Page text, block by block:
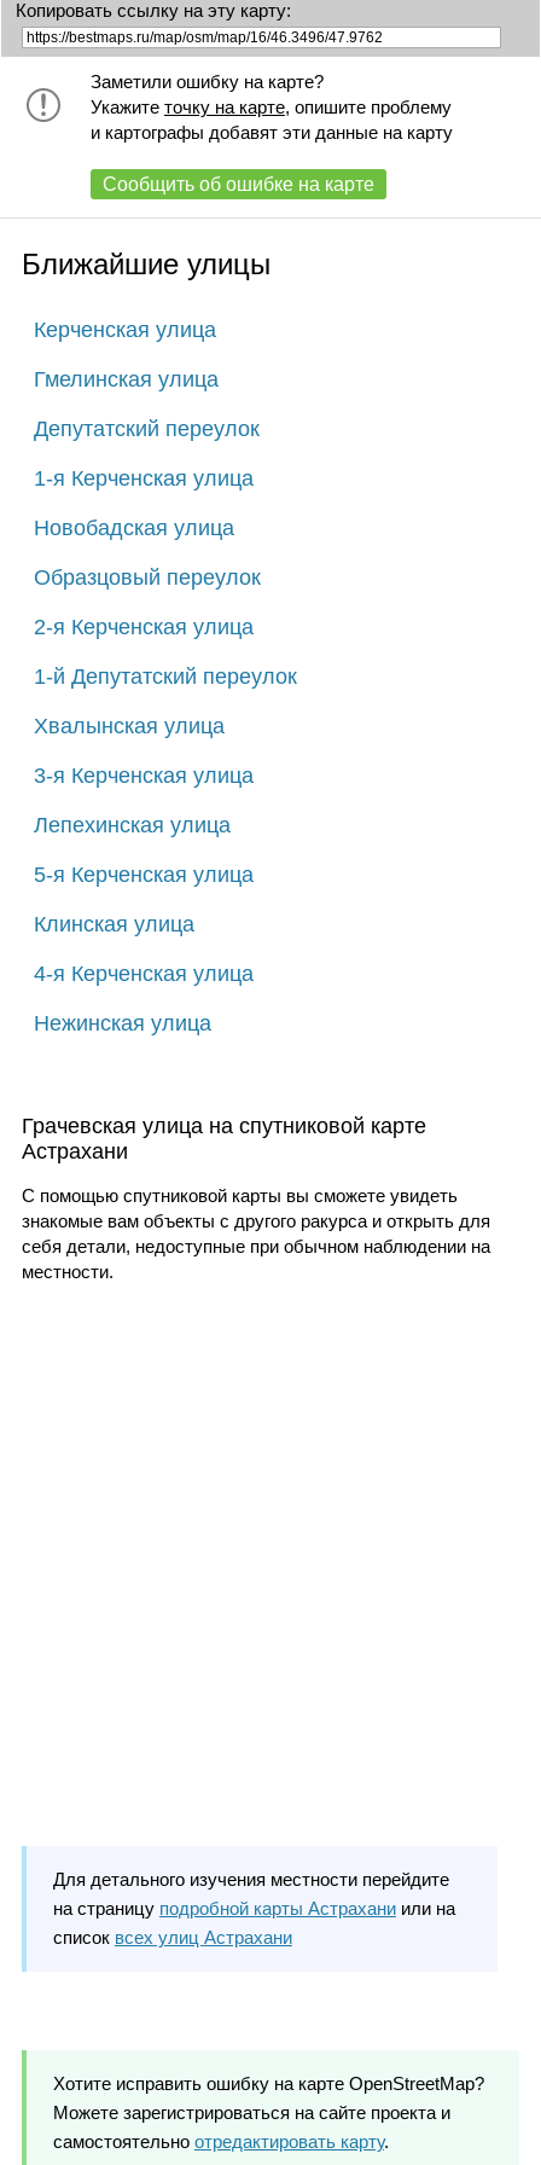
Копировать ссылку на эту карту:
Заметили ошибку на карте?
Укажите точку на карте, опишите проблему
и картографы добавят эти данные на карту
Сообщить об ошибке на карте
Ближайшие улицы
Керченская улица
Гмелинская улица
Депутатский переулок
1-я Керченская улица
Новобадская улица
Образцовый переулок
2-я Керченская улица
1-й Депутатский переулок
Хвалынская улица
3-я Керченская улица
Лепехинская улица
5-я Керченская улица
Клинская улица
4-я Керченская улица
Нежинская улица
Грачевская улица на спутниковой карте
Астрахани
С помощью спутниковой карты вы сможете увидеть
знакомые вам объекты с другого ракурса и открыть для
себя детали, недоступные при обычном наблюдении на
местности.
Для детального изучения местности перейдите
на страницу подробной карты Астраханиили на
список всех улиц Астрахани
Хотите исправить ошибку на карте OpenStreetMap?
Можете зарегистрироваться на сайте проекта и
самостоятельно отредактировать карту.